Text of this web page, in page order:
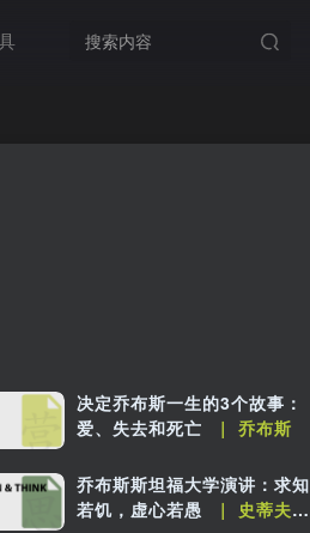
决定乔布斯一生的3个故事：
爱、失去和死亡 ｜ 乔布斯
乔布斯斯坦福大学演讲：求知
若饥，虚心若愚 ｜ 史蒂夫·